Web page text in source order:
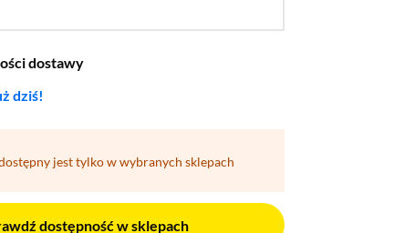
dostawy
dziś!
jest tylko w wybranych sklepach
dostępność w sklepach